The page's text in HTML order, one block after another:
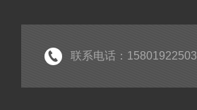
联系电话：15801922503